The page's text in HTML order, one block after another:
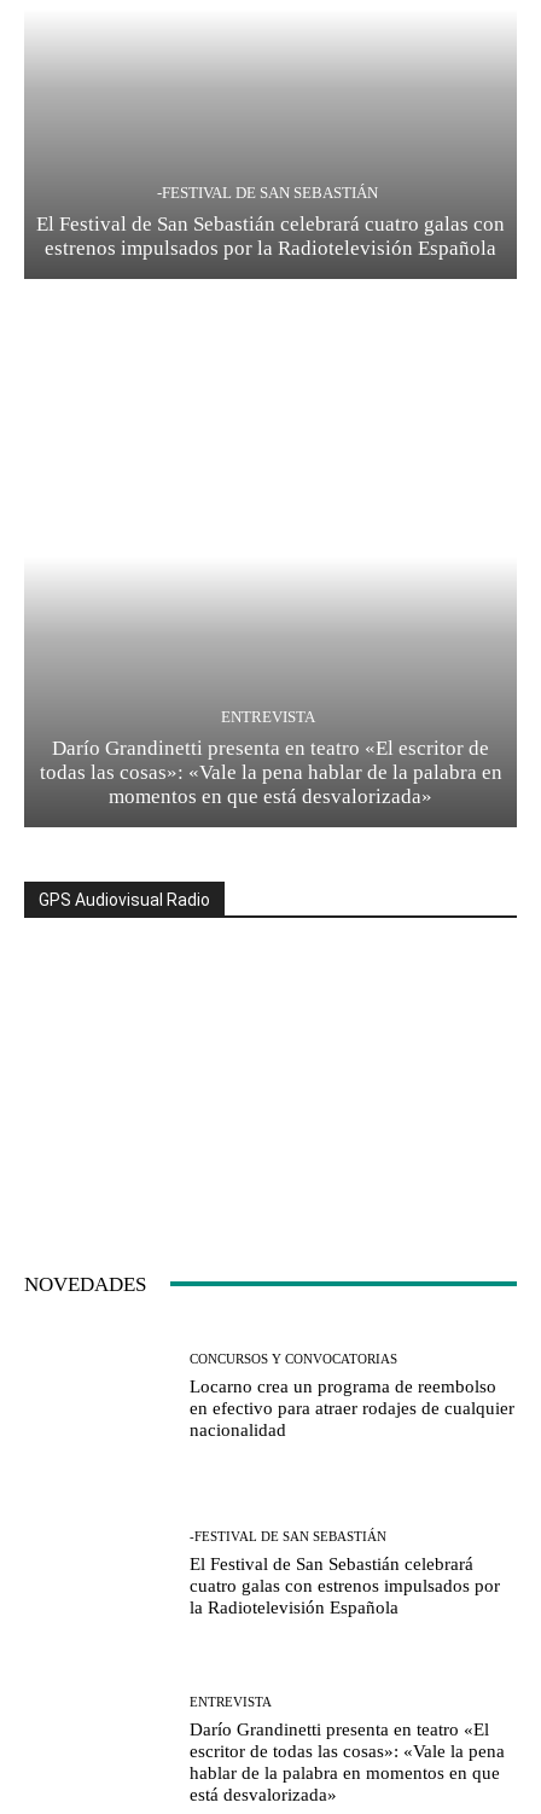
-FESTIVAL DE SAN SEBASTIÁN
El Festival de San Sebastián celebrará cuatro galas con
estrenos impulsados por la Radiotelevisión Española
ENTREVISTA
Darío Grandinetti presenta en teatro «El escritor de
todas las cosas»: «Vale la pena hablar de la palabra en
momentos en que está desvalorizada»
GPS Audiovisual Radio
NOVEDADES
CONCURSOS Y CONVOCATORIAS
Locarno crea un programa de reembolso
en efectivo para atraer rodajes de cualquier
nacionalidad
-FESTIVAL DE SAN SEBASTIÁN
El Festival de San Sebastián celebrará
cuatro galas con estrenos impulsados por
la Radiotelevisión Española
ENTREVISTA
Darío Grandinetti presenta en teatro «El
escritor de todas las cosas»: «Vale la pena
hablar de la palabra en momentos en que
está desvalorizada»